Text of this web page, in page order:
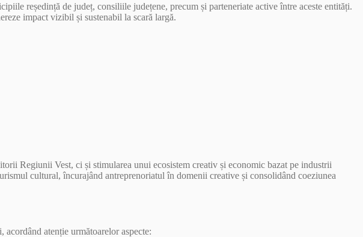
reședință de județ, consiliile județene, precum și parteneriate active între aceste entități.
impact vizibil și sustenabil la scară largă.
Regiunii Vest, ci și stimularea unui ecosistem creativ și economic bazat pe industrii
cultural, încurajând antreprenoriatul în domenii creative și consolidând coeziunea
atenție următoarelor aspecte: